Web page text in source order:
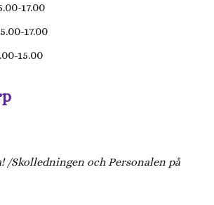
17.00
17.00
15.00
/Skolledningen och Personalen på